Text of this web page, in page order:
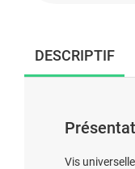
DESCRIPTIF
Vis